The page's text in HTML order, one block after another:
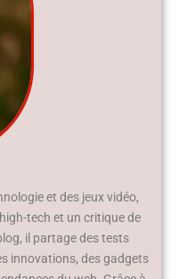
et des jeux vidéo,
tech et un critique de
il partage des tests
innovations, des gadgets